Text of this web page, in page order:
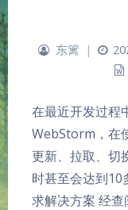
夜间模式
东篱 |
在最近开发过程
WebStorm，在
更新、拉取、切
时甚至会达到10
求解决方案 经